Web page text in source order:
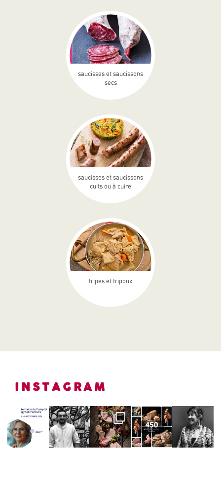
saucisses et saucissons
secs
saucisses et saucissons
cuits ou à cuire
tripes et tripoux
INSTAGRAM